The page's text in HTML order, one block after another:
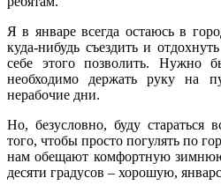
Я в январе всегда остаюсь в
куда‑нибудь съездить и
себе этого позволить. Нужно
необходимо держать руку на
нерабочие дни.
Но, безусловно, буду стараться
того, чтобы просто погулять по
нам обещают комфортную
десяти градусов – хорошую,